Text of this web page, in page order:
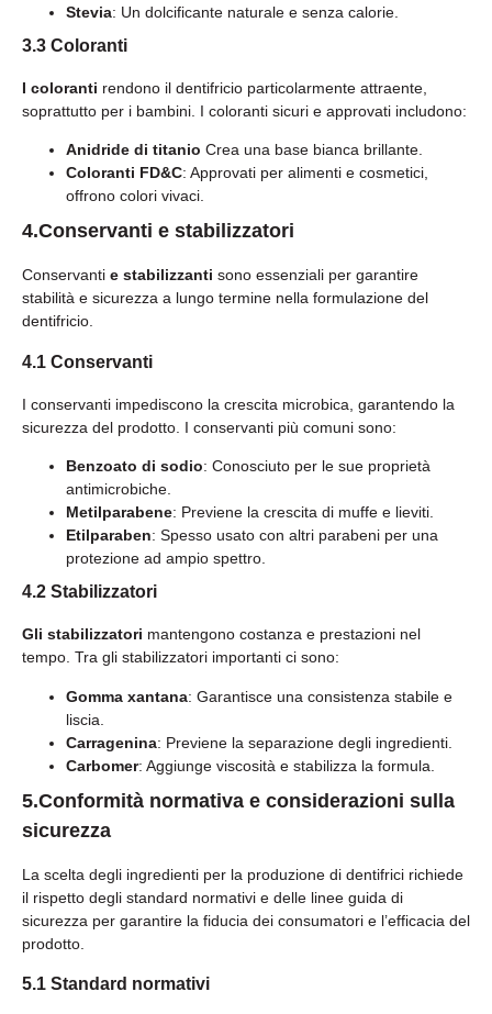
Stevia: Un dolcificante naturale e senza calorie.
3.3 Coloranti
I coloranti rendono il dentifricio particolarmente attraente,
soprattutto per i bambini. I coloranti sicuri e approvati includono:
Anidride di titanio Crea una base bianca brillante.
Coloranti FD&C: Approvati per alimenti e cosmetici,
offrono colori vivaci.
4.Conservanti e stabilizzatori
Conservanti e stabilizzanti sono essenziali per garantire
stabilità e sicurezza a lungo termine nella formulazione del
dentifricio.
4.1 Conservanti
I conservanti impediscono la crescita microbica, garantendo la
sicurezza del prodotto. I conservanti più comuni sono:
Benzoato di sodio: Conosciuto per le sue proprietà
antimicrobiche.
Metilparabene: Previene la crescita di muffe e lieviti.
Etilparaben: Spesso usato con altri parabeni per una
protezione ad ampio spettro.
4.2 Stabilizzatori
Gli stabilizzatori mantengono costanza e prestazioni nel
tempo. Tra gli stabilizzatori importanti ci sono:
Gomma xantana: Garantisce una consistenza stabile e
liscia.
Carragenina: Previene la separazione degli ingredienti.
Carbomer: Aggiunge viscosità e stabilizza la formula.
5.Conformità normativa e considerazioni sulla
sicurezza
La scelta degli ingredienti per la produzione di dentifrici richiede
il rispetto degli standard normativi e delle linee guida di
sicurezza per garantire la fiducia dei consumatori e l’efficacia del
prodotto.
5.1 Standard normativi